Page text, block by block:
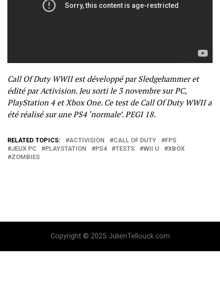
Call Of Duty WWII est développé par Sledgehammer et
édité par Activision. Jeu sorti le 3 novembre sur PC,
PlayStation 4 et Xbox One. Ce test de Call Of Duty WWII a
été réalisé sur une PS4 ‘normale’. PEGI 18.
RELATED TOPICS: ACTIVISION CALL OF DUTY
FPS
JEUX PC
PLAYSTATION PS4 TESTS WII U
XBOX
ZOMBIES
Copyright © 2025 JulienTellouck.com